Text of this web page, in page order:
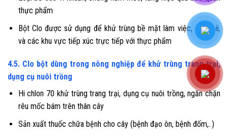
thực phẩm
Bột Clo được sử dụng để khử trùng bề mặt làm việc, sàn nhà,
và các khu vực tiếp xúc trực tiếp với thực phẩm
4.5. Clo bột dùng trong nông nghiệp để khử trùng trang trại,
dụng cụ nuôi trồng
Hi chlon 70 khử trùng trang trại, dụng cụ nuôi trồng, ngăn chặn
rêu mốc bám trên thân cây
Sản xuất thuốc chữa bệnh cho cây (bệnh đạo ôn, bệnh đốm,..)